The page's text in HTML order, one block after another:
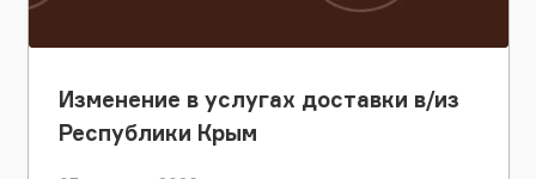
Изменение в услугах доставки в/из
Республики Крым